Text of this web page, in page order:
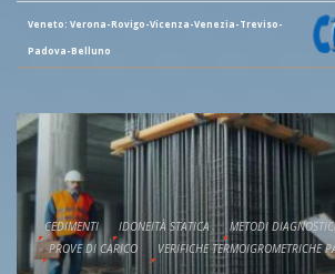
Veneto: Verona-Rovigo-Vicenza-Venezia-Treviso-
Padova-Belluno
CEDIMENTI IDONEITÀ STATICA METODI
PROVE DI CARICO
VERIFICHE TERMOIGROMETRICHE